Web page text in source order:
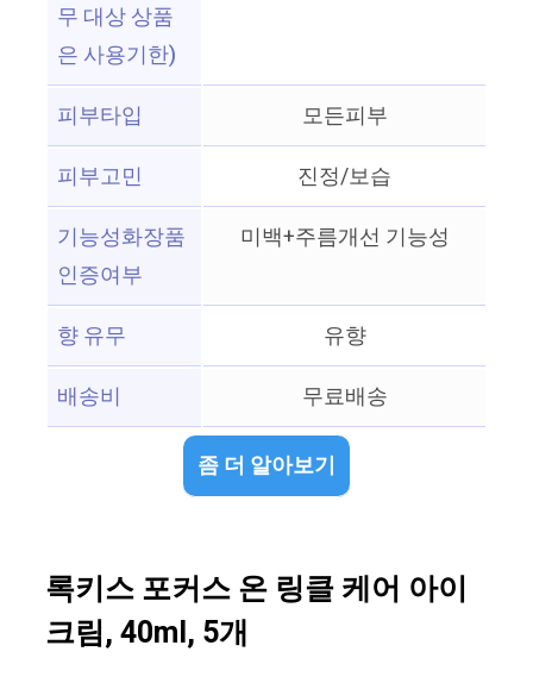
무 대상 상품
은 사용기한)
피부타입
모든피부
피부고민
진정/보습
기능성화장품
인증여부
미백+주름개선 기능성
향 유무
유향
배송비
무료배송
좀 더 알아보기
록키스 포커스 온 링클 케어 아이
크림, 40ml, 5개